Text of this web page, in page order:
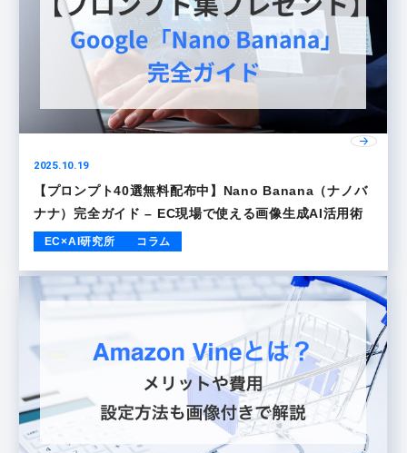
2025.10.19
【プロンプト40選無料配布中】Nano Banana（ナノバ
ナナ）完全ガイド – EC現場で使える画像生成AI活用術
EC×AI研究所 コラム